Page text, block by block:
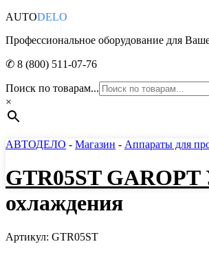
AUTODELO
Профессиональное оборудование для
✆ 8 (800) 511-07-76
Поиск по товарам...
×
АВТОДЕЛО - Магазин - Аппараты для
GTR05ST GAROPT
охлаждения
Артикул: GTR05ST